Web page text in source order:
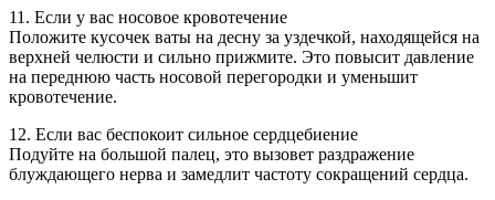
11. Если у вас носовое кровотечение
Положите кусочек ваты на десну за уздечкой, находящейся на
верхней челюсти и сильно прижмите. Это повысит давление
на переднюю часть носовой перегородки и уменьшит
кровотечение.
12. Если вас беспокоит сильное сердцебиение
Подуйте на большой палец, это вызовет раздражение
блуждающего нерва и замедлит частоту сокращений сердца.